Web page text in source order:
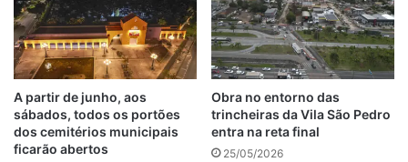
A partir de junho, aos
sábados, todos os portões
dos cemitérios municipais
ficarão abertos
Obra no entorno das
trincheiras da Vila São Pedro
entra na reta final
25/05/2026